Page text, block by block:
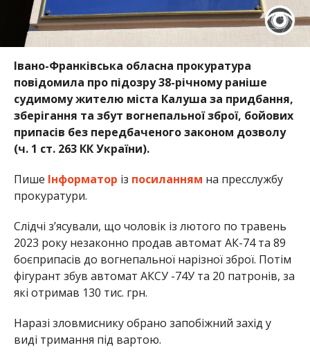
Івано-Франківська обласна прокуратура
повідомила про підозру 38-річному раніше
судимому жителю міста Калуша за придбання,
зберігання та збут вогнепальної зброї, бойових
припасів без передбаченого законом дозволу
(ч. 1 ст. 263 КК України).
Пише Інформатор із посиланням на пресслужбу
прокуратури.
Слідчі з’ясували, що чоловік із лютого по травень
2023 року незаконно продав автомат АК-74 та 89
боєприпасів до вогнепальної нарізної зброї. Потім
фігурант збув автомат АКСУ -74У та 20 патронів, за
які отримав 130 тис. грн.
Наразі зловмиснику обрано запобіжний захід у
виді тримання під вартою.